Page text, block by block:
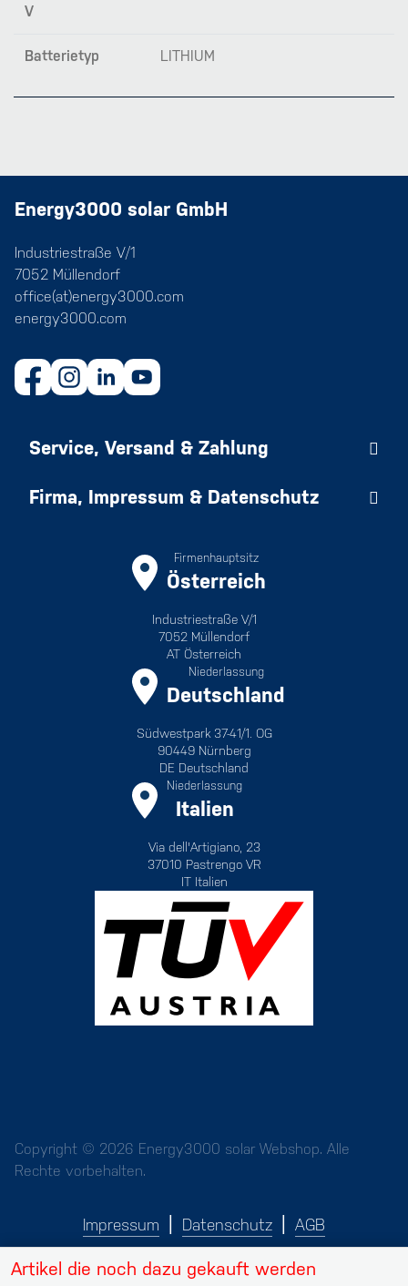
V
Batterietyp LITHIUM
Artikel die noch dazu gekauft werden
Energy3000 solar GmbH
Industriestraße V/1
7052 Müllendorf
office(at)energy3000.com
energy3000.com
Service, Versand & Zahlung
Firma, Impressum & Datenschutz
Firmenhauptsitz
Österreich
Industriestraße V/1
7052 Müllendorf
AT Österreich
Niederlassung
Deutschland
Südwestpark 37-41/1. OG
90449 Nürnberg
DE Deutschland
Niederlassung
Italien
Via dell'Artigiano, 23
37010 Pastrengo VR
IT Italien
Copyright © 2026 Energy3000 solar Webshop. Alle
Rechte vorbehalten.
Impressum Datenschutz AGB